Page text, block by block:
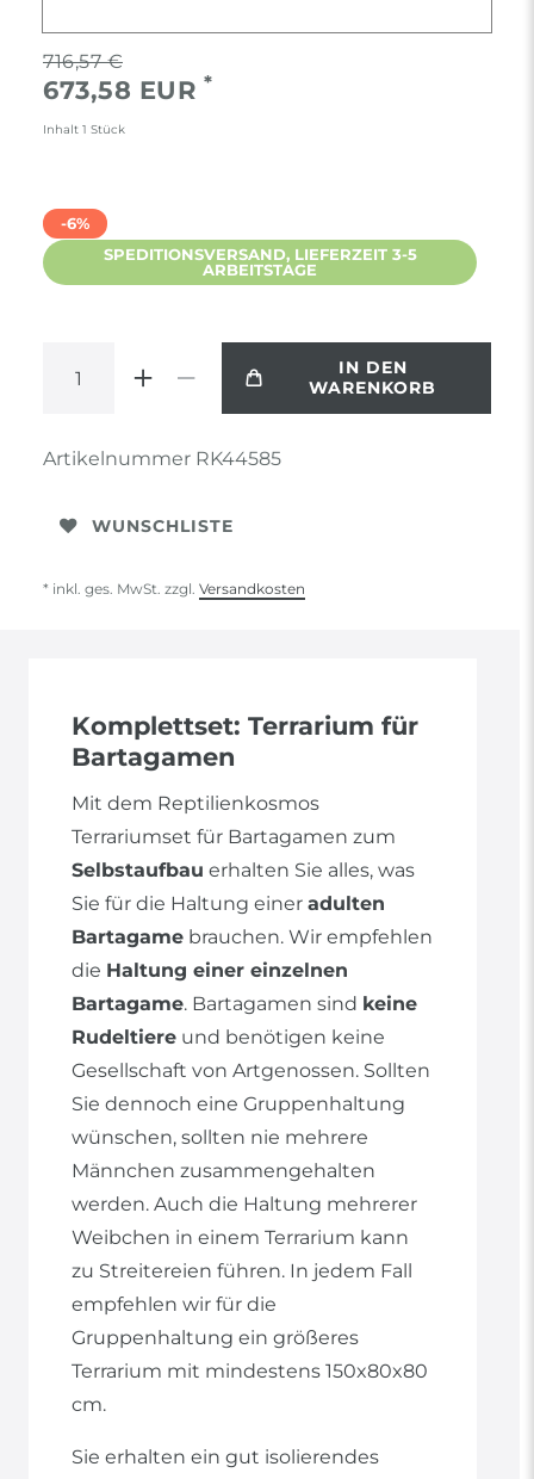
716,57 €
673,58 EUR *
Inhalt 1 Stück
-6%
SPEDITIONSVERSAND, LIEFERZEIT 3-5
ARBEITSTAGE
IN DEN
WARENKORB
Artikelnummer RK44585
WUNSCHLISTE
* inkl. ges. MwSt. zzgl. Versandkosten
Komplettset: Terrarium für
Bartagamen
Mit dem Reptilienkosmos
Terrariumset für Bartagamen zum
Selbstaufbau erhalten Sie alles, was
Sie für die Haltung einer adulten
Bartagame brauchen. Wir empfehlen
die Haltung einer einzelnen
Bartagame. Bartagamen sind keine
Rudeltiere und benötigen keine
Gesellschaft von Artgenossen. Sollten
Sie dennoch eine Gruppenhaltung
wünschen, sollten nie mehrere
Männchen zusammengehalten
werden. Auch die Haltung mehrerer
Weibchen in einem Terrarium kann
zu Streitereien führen. In jedem Fall
empfehlen wir für die
Gruppenhaltung ein größeres
Terrarium mit mindestens 150x80x80
cm.
Sie erhalten ein gut isolierendes